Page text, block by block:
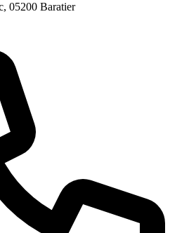
, 05200 Baratier